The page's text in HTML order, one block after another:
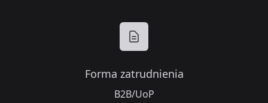
Forma zatrudnienia
B2B/UoP